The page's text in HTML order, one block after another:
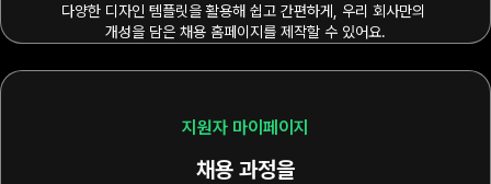
다양한 디자인 템플릿을 활용해 쉽고 간편하게, 우리 회사만의
개성을 담은 채용 홈페이지를 제작할 수 있어요.
지원자 마이페이지
채용 과정을